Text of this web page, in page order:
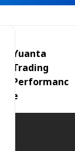
Yuanta
Trading
Performanc
e